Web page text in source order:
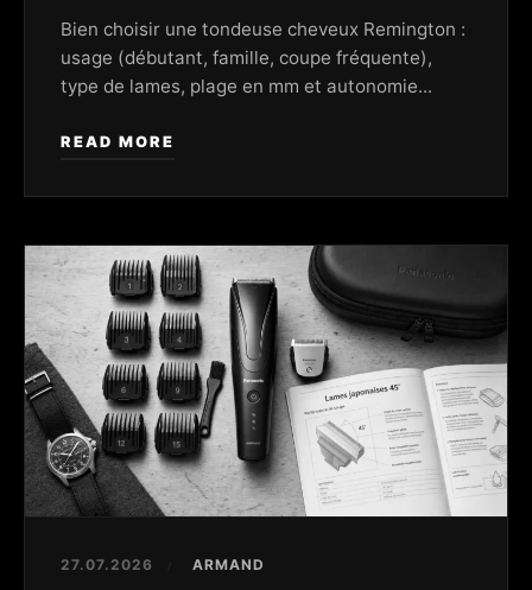
Bien choisir une tondeuse cheveux Remington :
usage (débutant, famille, coupe fréquente),
type de lames, plage en mm et autonomie...
READ MORE
27.07.2026 ARMAND